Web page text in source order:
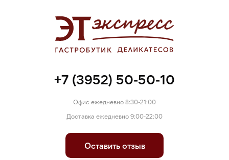
+7 (3952) 50-50-10
Офис ежедневно 8:30-21:00
Доставка ежедневно 9:00-22:00
Оставить отзыв